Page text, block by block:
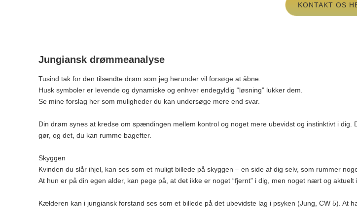
KONTAKT OS
Jungiansk drømmeanalyse
Tusind tak for den tilsendte drøm som jeg herunder vil forsøge at åbne.
Husk symboler er levende og dynamiske og enhver endegyldig “løsning” lukker dem.
Se mine forslag her som muligheder du kan undersøge mere end svar.
Din drøm synes at kredse om spændingen mellem kontrol og noget mere ubevidst og instinktivt i
gør, og det, du kan rumme bagefter.
Skyggen
Kvinden du slår ihjel, kan ses som et muligt billede på skyggen – en side af dig selv, som rummer
At hun er på din egen alder, kan pege på, at det ikke er noget “fjernt” i dig, men noget nært og
Kælderen kan i jungiansk forstand ses som et billede på det ubevidste lag i psyken (Jung, CW 5). At